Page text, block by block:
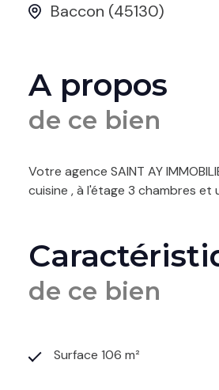
Baccon (45130)
A propos
de ce bien
Votre agence SAINT AY
cuisine , à l'étage 3 chambres et
de ce bien
Surface 106 m²